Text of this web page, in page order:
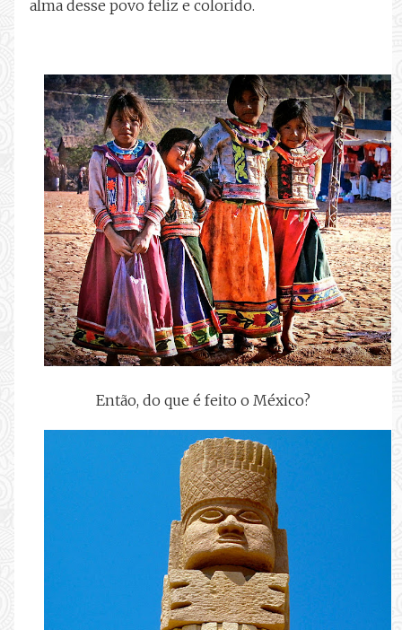
alma desse povo feliz e colorido.
Então, do que é feito o México?